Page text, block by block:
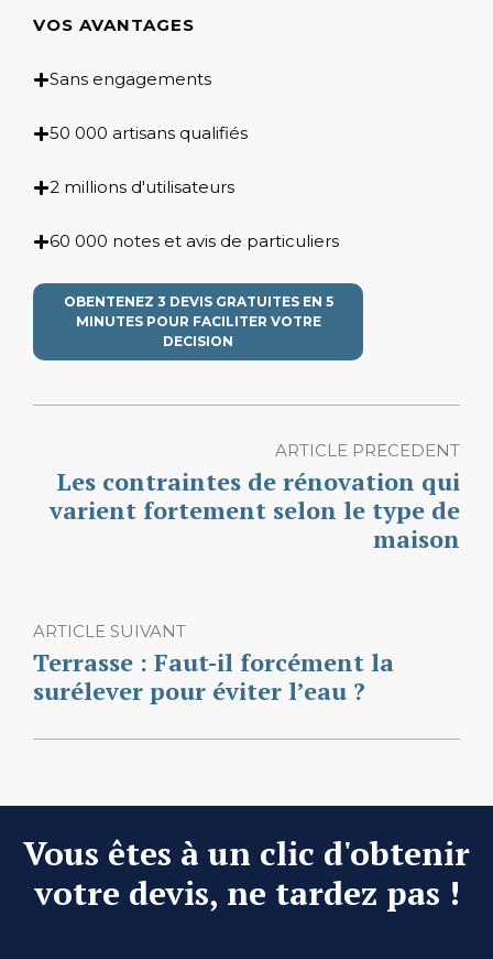
VOS AVANTAGES
Sans engagements
50 000 artisans qualifiés
2 millions d'utilisateurs
60 000 notes et avis de particuliers
OBENTENEZ 3 DEVIS GRATUITES EN 5
MINUTES POUR FACILITER VOTRE
DECISION
ARTICLE PRECEDENT
Les contraintes de rénovation qui
varient fortement selon le type de
maison
ARTICLE SUIVANT
Terrasse : Faut-il forcément la
surélever pour éviter l’eau ?
Vous êtes à un clic d'obtenir
votre devis, ne tardez pas !